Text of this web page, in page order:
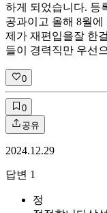
하게 되었습니다. 등
공과이고 올해 8월
제가 재편입을잘 한
들이 경력직만 우선
0
0
공유
2024.12.29
답변 1
정